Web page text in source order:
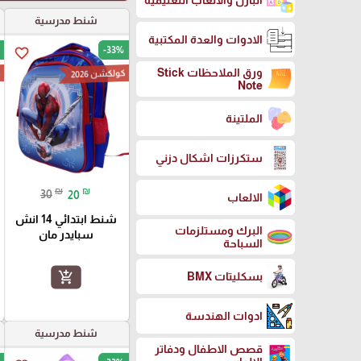
الادوات والعدة المكتبية
ورق الملاحظات Stick
Note
الملتينة
ستكرزات اشكال دزني
الالعاب
البرك ومستلزمات
السباحة
بسكليتات BMX
ادوات الهندسة
قصص الاطفال ودفاتر
شنط مدرسية
favorite_border -33%
كولكشن 2026
30 ₪ 20 ₪
شنط ابتدائي 14 انش
سبايدر مان
add_shopping_cart
شنط مدرسية